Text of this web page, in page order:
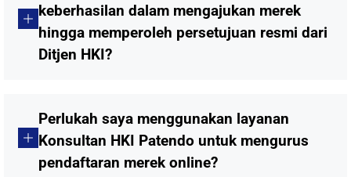
keberhasilan dalam mengajukan merek
hingga memperoleh persetujuan resmi dari
Ditjen HKI?
Perlukah saya menggunakan layanan
Konsultan HKI Patendo untuk mengurus
pendaftaran merek online?